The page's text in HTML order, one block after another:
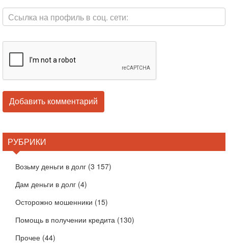
РУБРИКИ
Возьму деньги в долг (3 157)
Дам деньги в долг (4)
Осторожно мошенники (15)
Помощь в получении кредита (130)
Прочее (44)